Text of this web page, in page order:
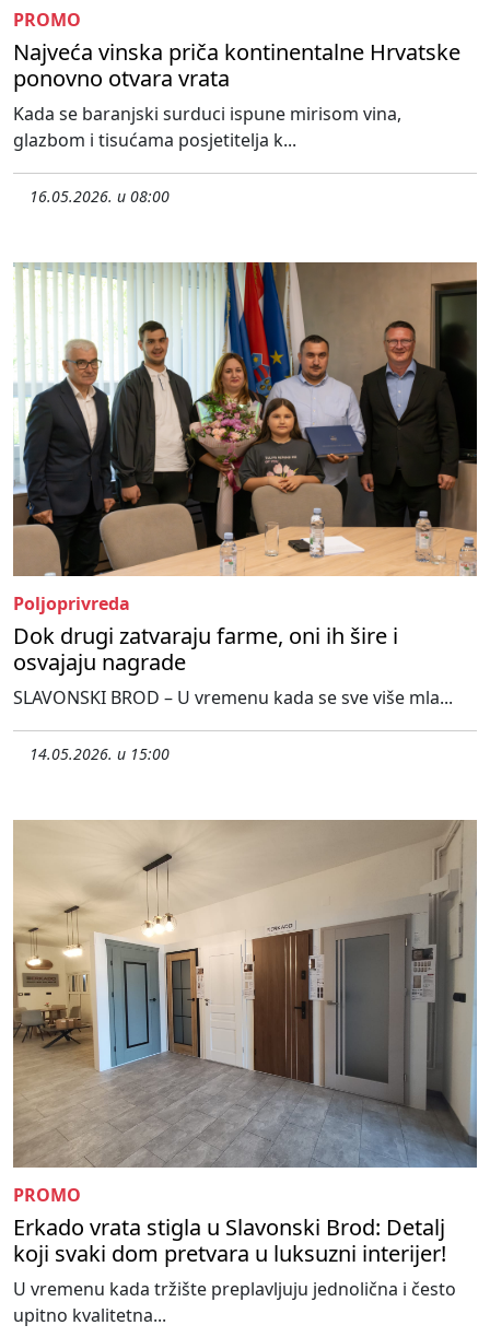
PROMO
Najveća vinska priča kontinentalne Hrvatske
ponovno otvara vrata
Kada se baranjski surduci ispune mirisom vina,
glazbom i tisućama posjetitelja k...
16.05.2026. u 08:00
Poljoprivreda
Dok drugi zatvaraju farme, oni ih šire i
osvajaju nagrade
SLAVONSKI BROD – U vremenu kada se sve više mla...
14.05.2026. u 15:00
PROMO
Erkado vrata stigla u Slavonski Brod: Detalj
koji svaki dom pretvara u luksuzni interijer!
U vremenu kada tržište preplavljuju jednolična i često
upitno kvalitetna...